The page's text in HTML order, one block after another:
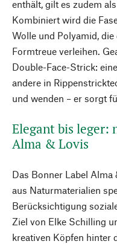
enthält, gilt es zudem
Kombiniert wird die
Wolle und Polyamid,
Formtreue verleihen.
Double-Face-Strick:
andere in
und wenden – er sorgt
Elegant bis leger:
Alma & Lovis
Das Bonner Label
aus Naturmaterialien
Berücksichtigung
Ziel von Elke Schilling
kreativen Köpfen hinter